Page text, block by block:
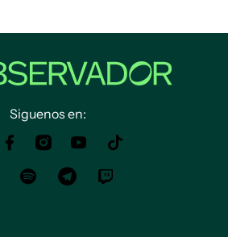
Siguenos en: